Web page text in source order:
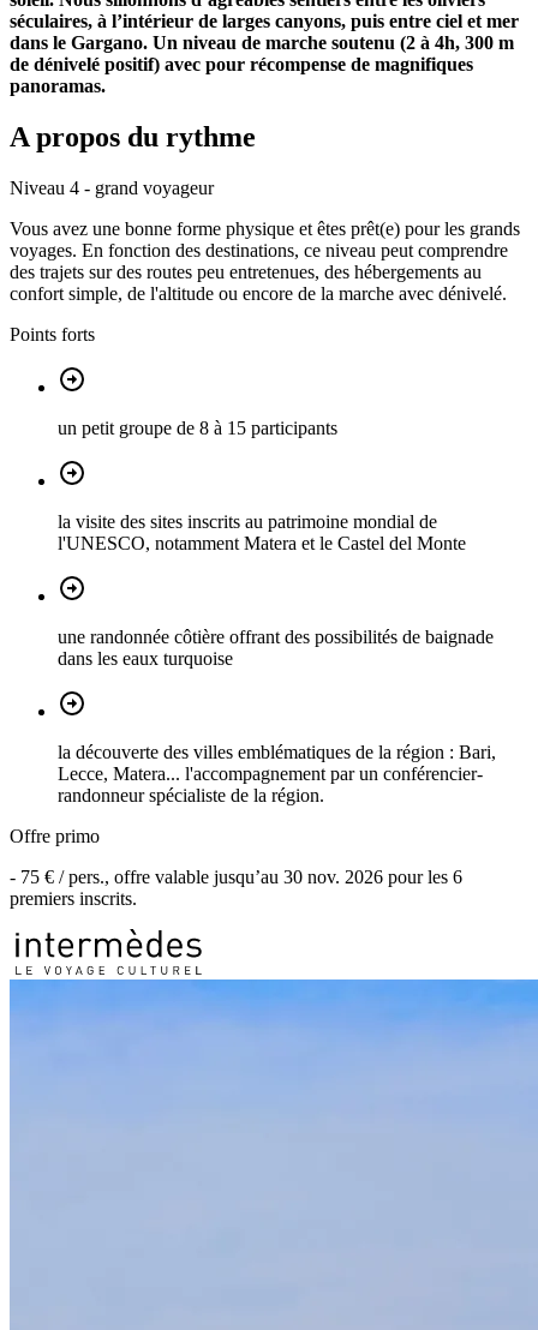
séculaires, à l’intérieur de larges canyons, puis entre ciel et mer
dans le Gargano. Un niveau de marche soutenu (2 à 4h, 300 m
de dénivelé positif) avec pour récompense de magnifiques
panoramas.
A propos du rythme
Niveau 4 - grand voyageur
Vous avez une bonne forme physique et êtes prêt(e) pour les grands
voyages. En fonction des destinations, ce niveau peut comprendre
des trajets sur des routes peu entretenues, des hébergements au
confort simple, de l'altitude ou encore de la marche avec dénivelé.
Points forts
un petit groupe de 8 à 15 participants
la visite des sites inscrits au patrimoine mondial de
l'UNESCO, notamment Matera et le Castel del Monte
une randonnée côtière offrant des possibilités de baignade
dans les eaux turquoise
la découverte des villes emblématiques de la région : Bari,
Lecce, Matera... l'accompagnement par un conférencier-
randonneur spécialiste de la région.
Offre primo
- 75 € / pers., offre valable jusqu’au 30 nov. 2026 pour les 6
premiers inscrits.